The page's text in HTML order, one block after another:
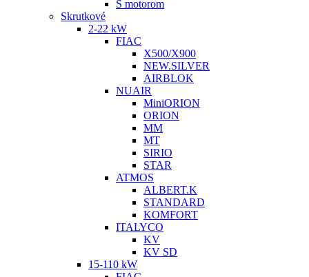
S motorom
Skrutkové
2-22 kW
FIAC
X500/X900
NEW.SILVER
AIRBLOK
NUAIR
MiniORION
ORION
MM
MT
SIRIO
STAR
ATMOS
ALBERT.K
STANDARD
KOMFORT
ITALYCO
KV
KV SD
15-110 kW